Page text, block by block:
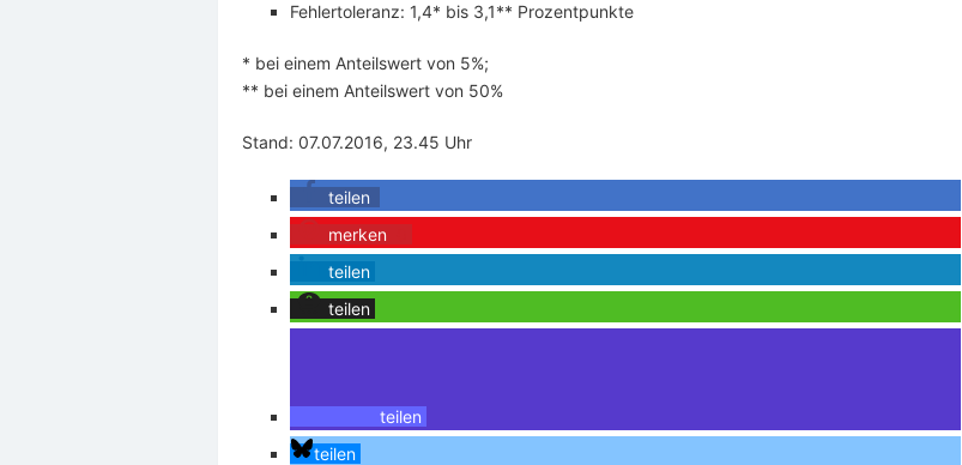
Fehlertoleranz: 1,4* bis 3,1** Prozentpunkte
* bei einem Anteilswert von 5%;
** bei einem Anteilswert von 50%
Stand: 07.07.2016, 23.45 Uhr
teilen
merken
teilen
teilen
teilen
teilen